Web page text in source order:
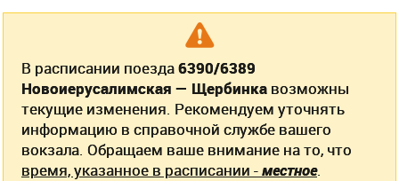
В расписании поезда6390/6389
Новоиерусалимская — Щербинка возможны
текущие изменения. Рекомендуем уточнять
информацию в справочной службе вашего
вокзала. Обращаем ваше внимание на то, что
время, указанное в расписании -местное.